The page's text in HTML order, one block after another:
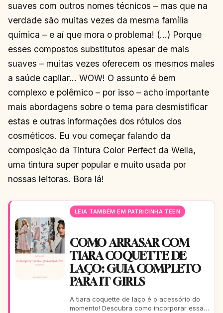
suaves com outros nomes técnicos – mas que na
verdade são muitas vezes da mesma família
química – e aí que mora o problema! (…) Porque
esses compostos substitutos apesar de mais
suaves – muitas vezes oferecem os mesmos males
a saúde capilar… WOW! O assunto é bem
complexo e polêmico – por isso – acho importante
mais abordagens sobre o tema para desmistificar
estas e outras informações dos rótulos dos
cosméticos. Eu vou começar falando da
composição da Tintura Color Perfect da Wella,
uma tintura super popular e muito usada por
nossas leitoras. Bora lá!
LEIA TAMBÉM EM PATRICINHA TEEN
COMO ARRASAR COM
TIARA COQUETTE DE
LAÇO: GUIA COMPLETO
PARA IT GIRLS
A tiara coquette de laço é o acessório do
momento! Descubra como incorporar essa